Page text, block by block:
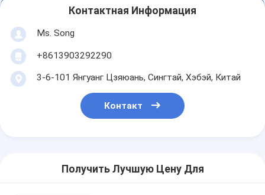
Контактная Информация
Ms. Song
+8613903292290
3-6-101 Янгуанг Цзяюань, Сингтай, Хэбэй, Китай
Контакт
Получить Лучшую Цену Для